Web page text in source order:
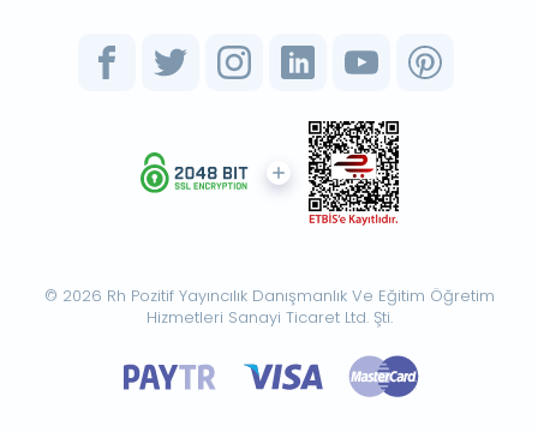
© 2026 Rh Pozitif Yayıncılık Danışmanlık Ve Eğitim Öğretim
Hizmetleri Sanayi Ticaret Ltd. Şti.